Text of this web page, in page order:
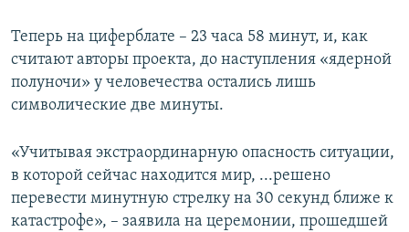
Теперь на циферблате – 23 часа 58 минут, и, как
считают авторы проекта, до наступления «ядерной
полуночи» у человечества остались лишь
символические две минуты.
«Учитывая экстраординарную опасность ситуации,
в которой сейчас находится мир, ...решено
перевести минутную стрелку на 30 секунд ближе к
катастрофе», – заявила на церемонии, прошедшей